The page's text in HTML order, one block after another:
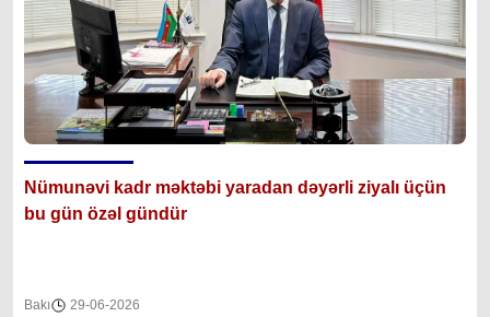
Nümunəvi kadr məktəbi yaradan dəyərli ziyalı üçün
bu gün özəl gündür
Bakı 29-06-2026